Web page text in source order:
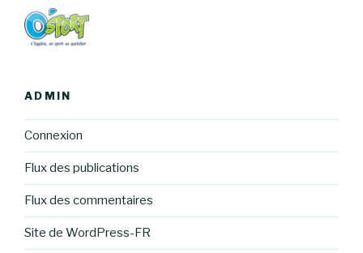
ADMIN
Connexion
Flux des publications
Flux des commentaires
Site de WordPress-FR